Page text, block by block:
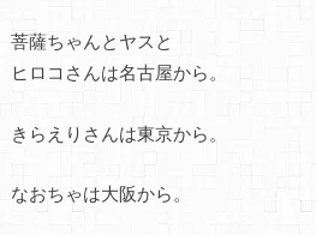
菩薩ちゃんとヤスと
ヒロコさんは名古屋から。
きらえりさんは東京から。
なおちゃは大阪から。